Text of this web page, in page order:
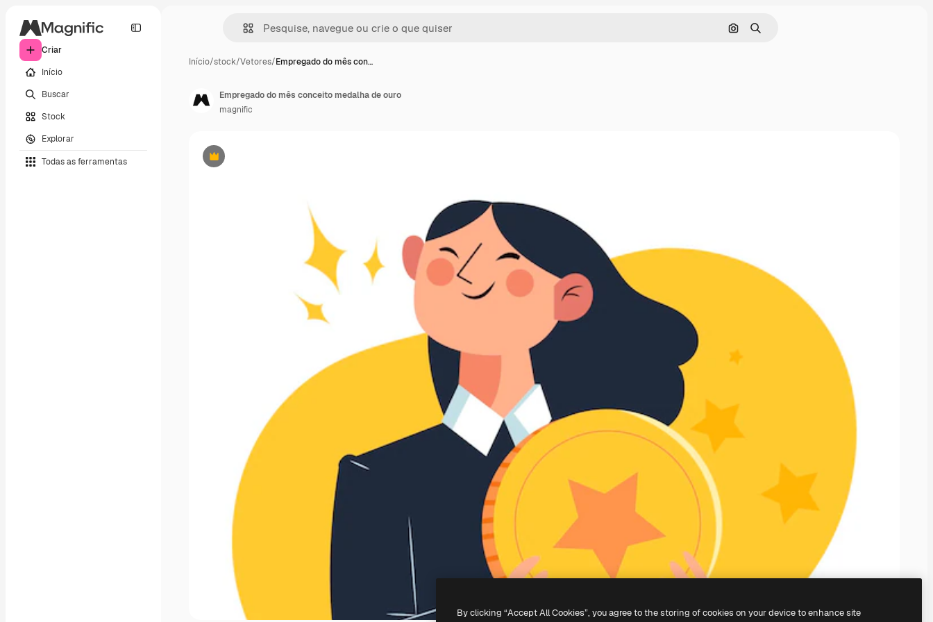
Criar
Início
Buscar
Stock
Explorar
Todas as ferramentas
Pesquisar por imagem
Buscar
Início/stock/Vetores/Empregado do mês con…
Premium
Empregado do mês conceito medalha de ouro
magnific
By clicking “Accept All Cookies”, you agree to the storing of cookies on your device to enhance site